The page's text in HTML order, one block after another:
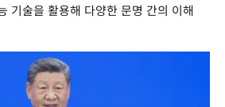
기술을 활용해 다양한 문명 간의 이해